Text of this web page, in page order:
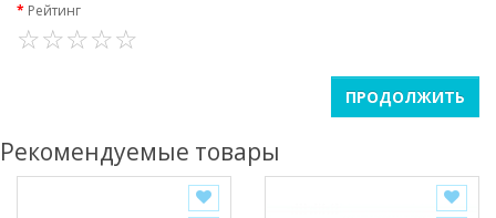
Рейтинг
ПРОДОЛЖИТЬ
Рекомендуемые товары